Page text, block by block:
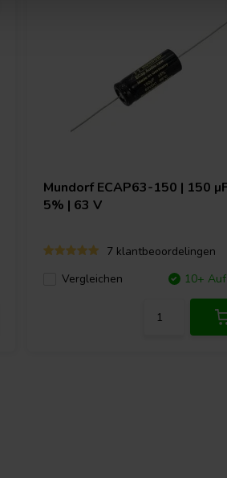
MundorfECAP63-150 | 150
5% | 63 V
7 klantbeoordelingen
Vergleichen
10+